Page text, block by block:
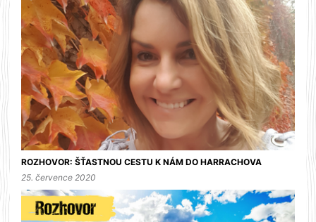
ROZHOVOR: ŠŤASTNOU CESTU K NÁM DO HARRACHOVA
25. července 2020